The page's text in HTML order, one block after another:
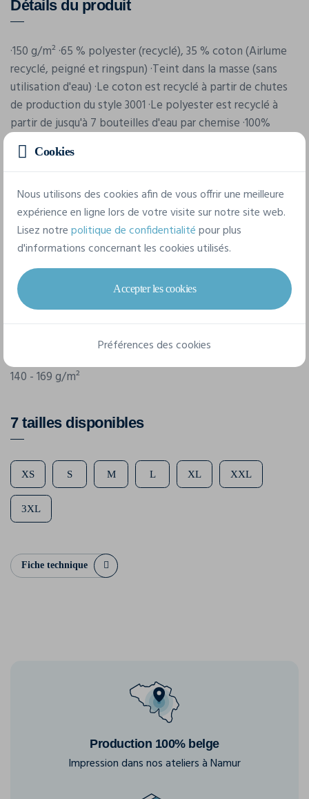
Détails du produit
·150 g/m² ·65 % polyester (recyclé), 35 % coton (Airlume
recyclé, peigné et ringspun) ·Teint dans la masse (sans
utilisation d'eau) ·Le coton est recyclé à partir de chutes
de production du style 3001 ·Le polyester est recyclé à
partir de jusqu'à 7 bouteilles d'eau par chemise ·100%
recyclé y compris l'étiquette et les coutures ·Approprié
pour la sublimation.
Caractéristiques
Marque
Bella-Canvas
Référence
3001ECO
140 - 169 g/m²
7 tailles disponibles
XS S M L XL XXL
3XL
Fiche technique
Production 100% belge
Impression dans nos ateliers à Namur
Cookies
Nous utilisons des cookies afin de vous offrir une meilleure
expérience en ligne lors de votre visite sur notre site web.
Lisez notrepolitique de confidentialitépour plus
d'informations concernant les cookies utilisés.
Accepter les cookies
Préférences des cookies